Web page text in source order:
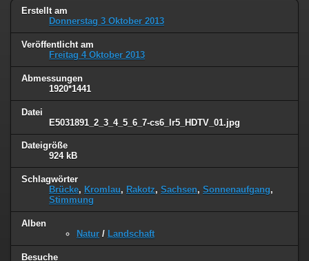
Erstellt am
Donnerstag 3 Oktober 2013
Veröffentlicht am
Freitag 4 Oktober 2013
Abmessungen
1920*1441
Datei
E5031891_2_3_4_5_6_7-cs6_lr5_HDTV_01.jpg
Dateigröße
924 kB
Schlagwörter
Brücke, Kromlau, Rakotz, Sachsen, Sonnenaufgang,
Stimmung
Alben
Natur / Landschaft
Besuche